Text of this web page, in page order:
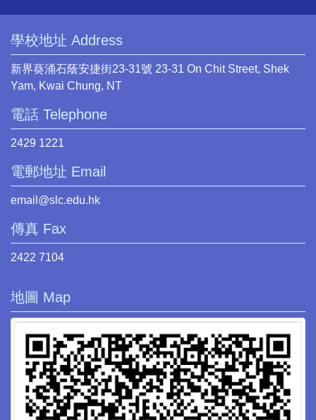
學校地址 Address
新界葵涌石蔭安捷街23-31號 23-31 On Chit Street, Shek
Yam, Kwai Chung, NT
電話 Telephone
2429 1221
電郵地址 Email
email@slc.edu.hk
傳真 Fax
2422 7104
地圖 Map